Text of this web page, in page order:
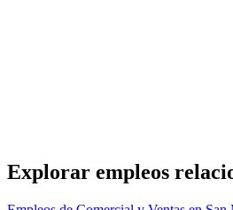
Explorar empleos